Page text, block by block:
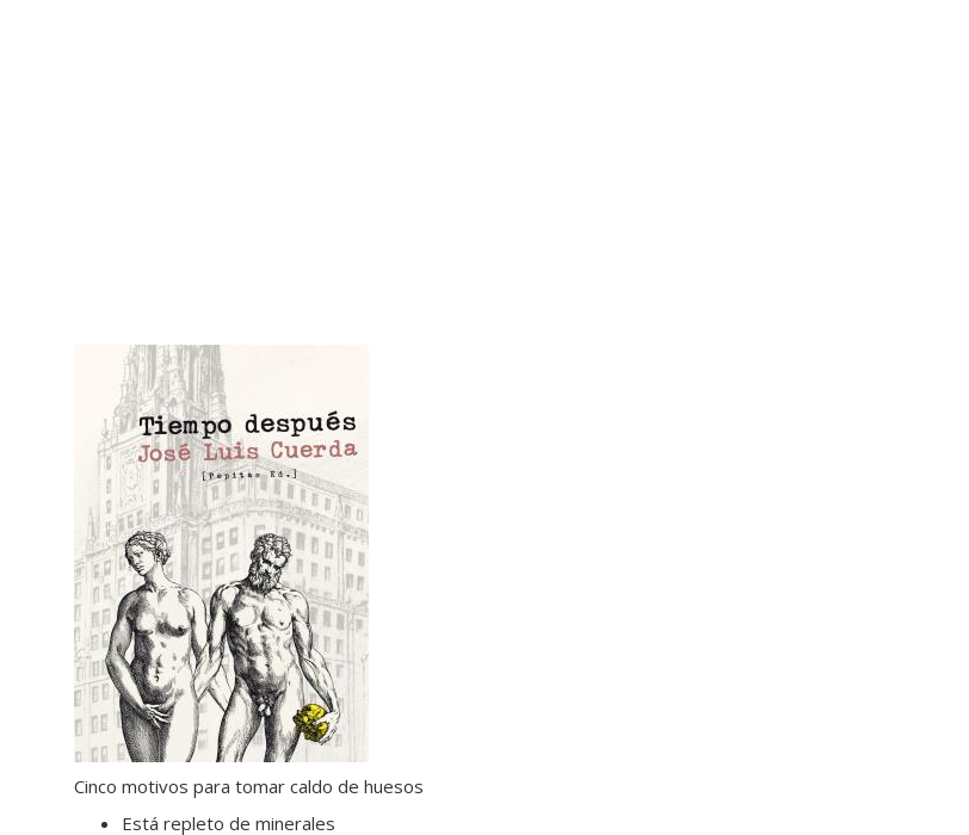
Cinco motivos para tomar caldo de huesos
Está repleto de minerales